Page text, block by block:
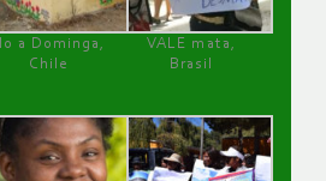
a Dominga,
Chile
VALE mata,
Brasil